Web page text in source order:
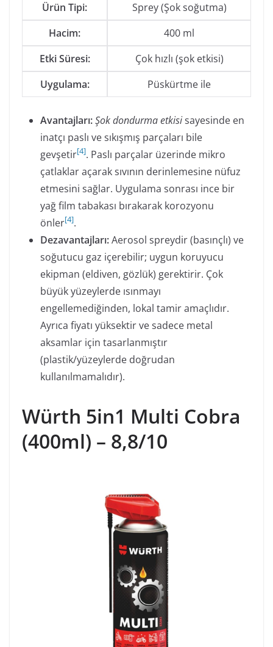
Ürün Tipi:
Sprey (Şok soğutma)
Hacim:
400 ml
Etki Süresi:
Çok hızlı (şok etkisi)
Uygulama:
Püskürtme ile
Avantajları:Şok dondurma etkisisayesinde en
inatçı paslı ve sıkışmış parçaları bile
gevşetir[4]. Paslı parçalar üzerinde mikro
çatlaklar açarak sıvının derinlemesine nüfuz
etmesini sağlar. Uygulama sonrası ince bir
yağ film tabakası bırakarak korozyonu
önler[4].
Dezavantajları:Aerosol spreydir (basınçlı) ve
soğutucu gaz içerebilir; uygun koruyucu
ekipman (eldiven, gözlük) gerektirir. Çok
büyük yüzeylerde ısınmayı
engellemediğinden, lokal tamir amaçlıdır.
Ayrıca fiyatı yüksektir ve sadece metal
aksamlar için tasarlanmıştır
(plastik/yüzeylerde doğrudan
kullanılmamalıdır).
Würth 5in1 Multi Cobra
(400ml) – 8,8/10